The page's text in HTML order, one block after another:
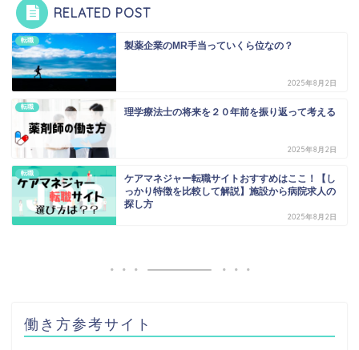
RELATED POST
転職 製薬企業のMR手当っていくら位なの？
2025年8月2日
転職 理学療法士の将来を２０年前を振り返って考える
2025年8月2日
転職
ケアマネジャー転職サイトおすすめはここ！【し
っかり特徴を比較して解説】施設から病院求人の
探し方
2025年8月2日
働き方参考サイト